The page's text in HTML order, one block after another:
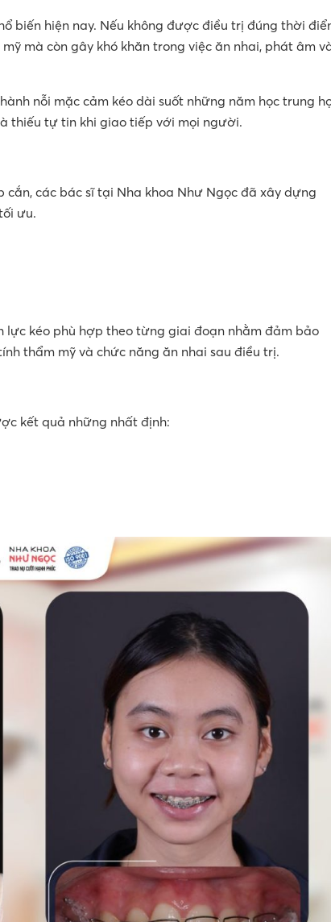
biến hiện nay. Nếu không được điều trị đúng thời
mà còn gây khó khăn trong việc ăn nhai, phát âm
nỗi mặc cảm kéo dài suốt những năm học trung
thiếu tự tin khi giao tiếp với mọi người.
các bác sĩ tại Nha khoa Như Ngọc đã xây dựng
ưu.
lực kéo phù hợp theo từng giai đoạn nhằm đảm bảo
thẩm mỹ và chức năng ăn nhai sau điều trị.
kết quả những nhất định: